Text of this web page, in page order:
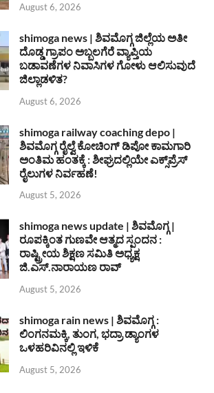
August 6, 2026
shimoga news | ಶಿವಮೊಗ್ಗ ಜಿಲ್ಲೆಯ ಅತೀ
ದೊಡ್ಡ ಗ್ರಾಪಂ ಅಬ್ಬಲಗೆರೆ ವ್ಯಾಪ್ತಿಯ
ಬಡಾವಣೆಗಳ ನಿವಾಸಿಗಳ ಗೋಳು ಆಲಿಸುವುದೆ
ಜಿಲ್ಲಾಡಳಿತ?
August 6, 2026
shimoga railway coaching depo |
ಶಿವಮೊಗ್ಗ ರೈಲ್ವೆ ಕೋಚಿಂಗ್ ಡಿಪೋ ಕಾಮಗಾರಿ
ಅಂತಿಮ ಹಂತಕ್ಕೆ : ಶೀಘ್ರದಲ್ಲಿಯೇ ಎಕ್ಸ್‌ಪ್ರೆಸ್
ರೈಲುಗಳ ನಿರ್ವಹಣೆ!
August 5, 2026
shimoga news update | ಶಿವಮೊಗ್ಗ |
ರೂಪಕ್ಕಿಂತ ಗುಣವೇ ಆತ್ಮದ ಸ್ಪಂದನ :
ರಾಷ್ಟ್ರೀಯ ಶಿಕ್ಷಣ ಸಮಿತಿ ಅಧ್ಯಕ್ಷ
ಜಿ.ಎಸ್.ನಾರಾಯಣ ರಾವ್
August 5, 2026
shimoga rain news | ಶಿವಮೊಗ್ಗ :
ಲಿಂಗನಮಕ್ಕಿ, ತುಂಗ, ಭದ್ರಾ ಡ್ಯಾಂಗಳ
ಒಳಹರಿವಿನಲ್ಲಿ ಇಳಿಕೆ
August 5, 2026